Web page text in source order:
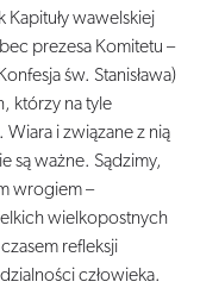
Kapituły wawelskiej
prezesa Komitetu –
św. Stanisława)
którzy na tyle
i związane z nią
są ważne. Sądzimy,
wrogiem –
wielkopostnych
refleksji
człowieka.